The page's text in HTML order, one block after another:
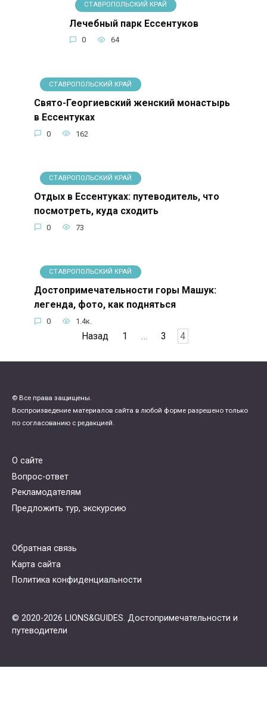
СТАВРОПОЛЬСКИЙ КРАЙ
Лечебный парк Ессентуков
0 64
СТАВРОПОЛЬСКИЙ КРАЙ
Свято-Георгиевский женский монастырь
в Ессентуках
0 162
СТАВРОПОЛЬСКИЙ КРАЙ
Отдых в Ессентуках: путеводитель, что
посмотреть, куда сходить
0 73
СТАВРОПОЛЬСКИЙ КРАЙ
Достопримечательности горы Машук:
легенда, фото, как подняться
0 1.4к.
Назад 1 … 3 4
© Все права защищены.
Воспроизведение материалов сайта в любой форме разрешено только
по согласованию с редакцией.
О сайте
Вопрос-ответ
Рекламодателям
Предложить тур, экскурсию
Обратная связь
Карта сайта
Политика конфиденциальности
© 2020-2026 LIONS&GUIDES. Достопримечательности и
путеводители